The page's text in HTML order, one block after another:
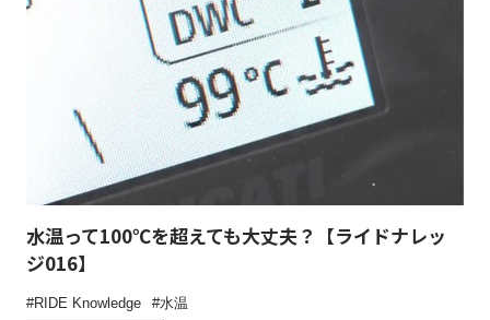
水温って100℃を超えても大丈夫？【ライドナレッ
ジ016】
RIDE Knowledge
水温